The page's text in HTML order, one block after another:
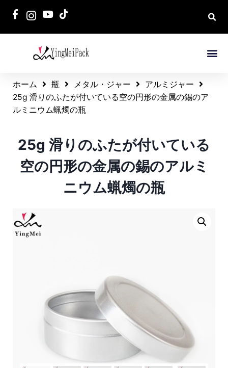
ホーム 瓶 メタル・ジャー
アルミジャー
25g 滑りのふたが付いている空の円形の金属の錫のア
ルミニウム蝋燭の瓶
25g 滑りのふたが付いている
空の円形の金属の錫のアルミ
ニウム蝋燭の瓶